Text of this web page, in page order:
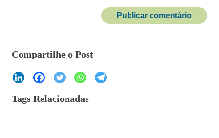
Compartilhe o Post
Tags Relacionadas